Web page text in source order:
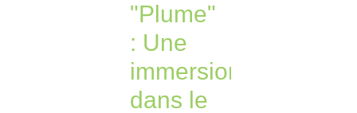
"Plume"
: Une
immersion
dans le